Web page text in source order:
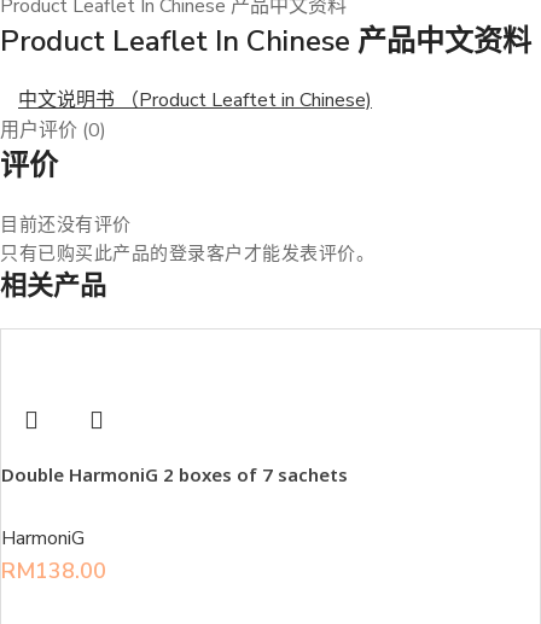
Product Leaflet In Chinese 产品中文资料
Product Leaflet In Chinese 产品中文资料
中文说明书 （Product Leaftet in Chinese)
用户评价 (0)
评价
目前还没有评价
只有已购买此产品的登录客户才能发表评价。
相关产品
Double HarmoniG 2 boxes of 7 sachets
HarmoniG
RM138.00